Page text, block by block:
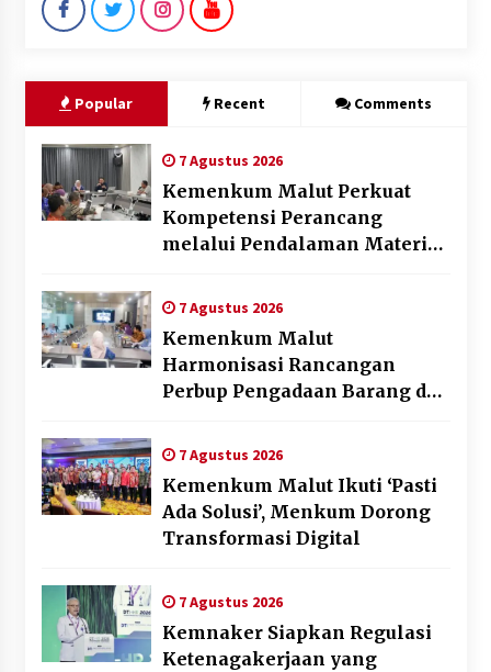
Popular Recent Comments
7 Agustus 2026
Kemenkum Malut Perkuat
Kompetensi Perancang
melalui Pendalaman Materi
Daerah
7 Agustus 2026
Kemenkum Malut
Harmonisasi Rancangan
Perbup Pengadaan Barang dan
7 Agustus 2026
Kemenkum Malut Ikuti ‘Pasti
Ada Solusi’, Menkum Dorong
Transformasi Digital
7 Agustus 2026
Kemnaker Siapkan Regulasi
Ketenagakerjaan yang